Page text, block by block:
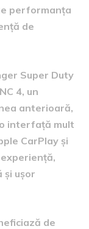
performanța
de
Super Duty
4, un
anterioară,
interfață mult
CarPlay și
și ușor
de